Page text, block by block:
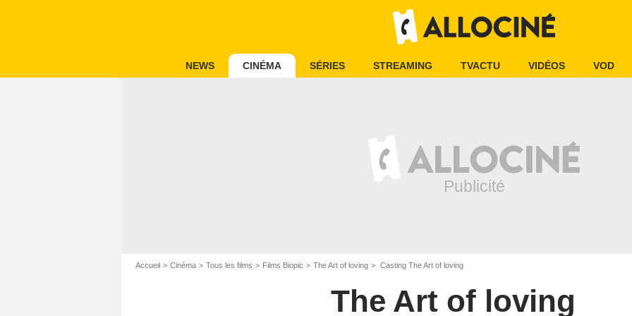
NEWS CINÉMA SÉRIES STREAMING TVACTU VIDÉOS VOD
Accueil Cinéma Tous les films Films Biopic The Art of loving Casting The Art of loving
The Art of loving